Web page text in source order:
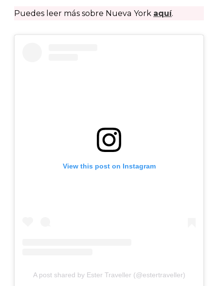
Puedes leer más sobre Nueva York aquí.
View this post on Instagram
A post shared by Ester Traveller (@estertraveller)